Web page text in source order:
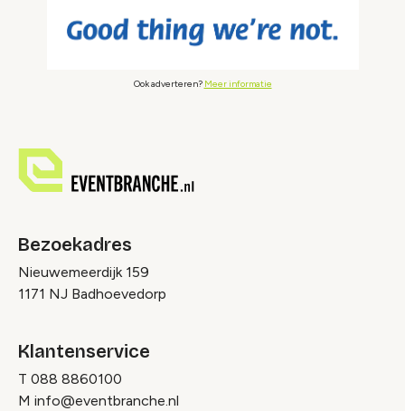
Ook adverteren? Meer informatie
Bezoekadres
Nieuwemeerdijk 159
1171 NJ Badhoevedorp
Klantenservice
T 088 8860100
M info@eventbranche.nl